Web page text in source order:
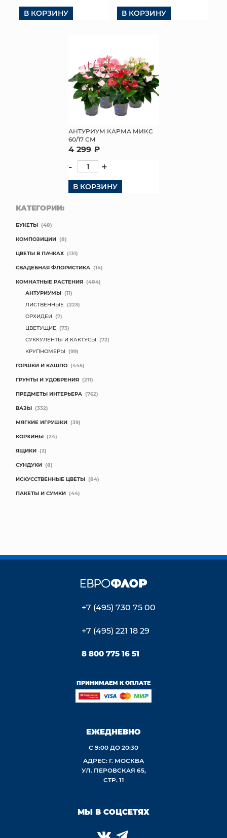
В КОРЗИНУ В КОРЗИНУ
АНТУРИУМ КАРМА МИКС
60/17 СМ
4 299 ₽
- +
В КОРЗИНУ
КАТЕГОРИИ:
БУКЕТЫ (48)
КОМПОЗИЦИИ (8)
ЦВЕТЫ В ПАЧКАХ (131)
СВАДЕБНАЯ ФЛОРИСТИКА (14)
КОМНАТНЫЕ РАСТЕНИЯ (484)
АНТУРИУМЫ (11)
ЛИСТВЕННЫЕ (223)
ОРХИДЕИ (7)
ЦВЕТУЩИЕ (73)
СУККУЛЕНТЫ И КАКТУСЫ (72)
КРУПНОМЕРЫ (99)
ГОРШКИ И КАШПО (445)
ГРУНТЫ И УДОБРЕНИЯ (211)
ПРЕДМЕТЫ ИНТЕРЬЕРА (762)
ВАЗЫ (332)
МЯГКИЕ ИГРУШКИ (39)
КОРЗИНЫ (24)
ЯЩИКИ (2)
СУНДУКИ (8)
ИСКУССТВЕННЫЕ ЦВЕТЫ (84)
ПАКЕТЫ И СУМКИ (44)
+7 (495) 730 75 00
+7 (495) 221 18 29
8 800 775 16 51
ПРИНИМАЕМ К ОПЛАТЕ
ЕЖЕДНЕВНО
С 9:00 ДО 20:30
АДРЕС: Г. МОСКВА
УЛ. ПЕРОВСКАЯ 65,
СТР. 11
МЫ В СОЦСЕТЯХ